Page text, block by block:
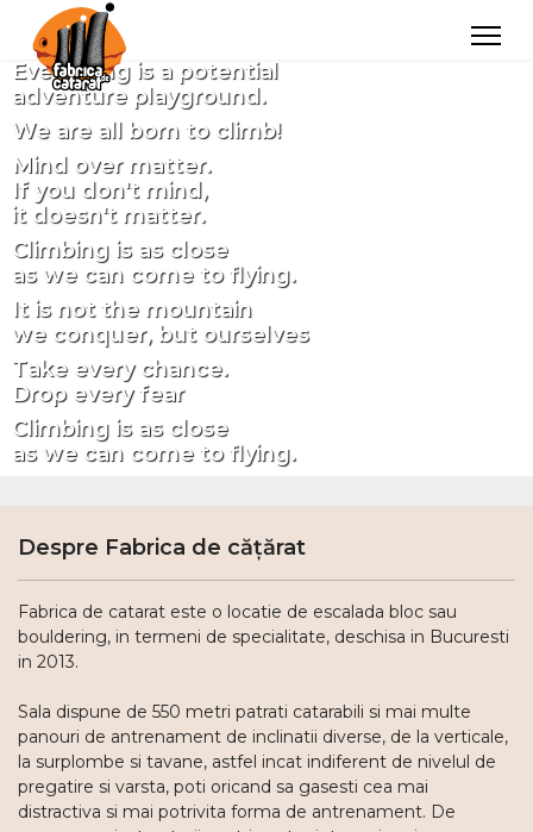
Everything is a potential
adventure playground.
We are all born to climb!
Mind over matter.
If you don't mind,
it doesn't matter.
Climbing is as close
as we can come to flying.
It is not the mountain
we conquer, but ourselves
Take every chance.
Drop every fear
Climbing is as close
as we can come to flying.
Despre Fabrica de cățărat
Fabrica de catarat este o locatie de escalada bloc sau
bouldering, in termeni de specialitate, deschisa in Bucuresti
in 2013.
Sala dispune de 550 metri patrati catarabili si mai multe
panouri de antrenament de inclinatii diverse, de la verticale,
la surplombe si tavane, astfel incat indiferent de nivelul de
pregatire si varsta, poti oricand sa gasesti cea mai
distractiva si mai potrivita forma de antrenament. De